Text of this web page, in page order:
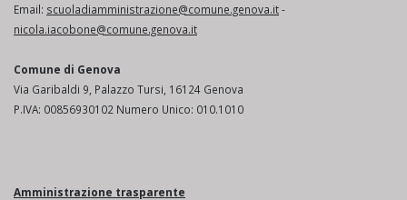
Email: scuoladiamministrazione@comune.genova.it-
nicola.iacobone@comune.genova.it
Comune di Genova
Via Garibaldi 9, Palazzo Tursi, 16124 Genova
P.IVA: 00856930102 Numero Unico: 010.1010
Amministrazione trasparente